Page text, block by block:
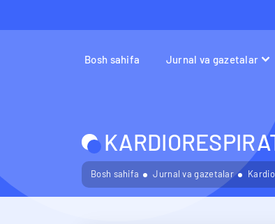
Bosh sahifa Jurnal va gazetalar
Bosh sahifa Jurnal va gazetalar